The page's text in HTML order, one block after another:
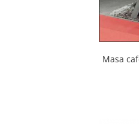
Masa